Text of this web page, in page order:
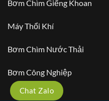
Bơm Chìm Giếng Khoan
Máy Thổi Khí
Bơm Chìm Nước Thải
Bơm Công Nghiệp
Chat Zalo